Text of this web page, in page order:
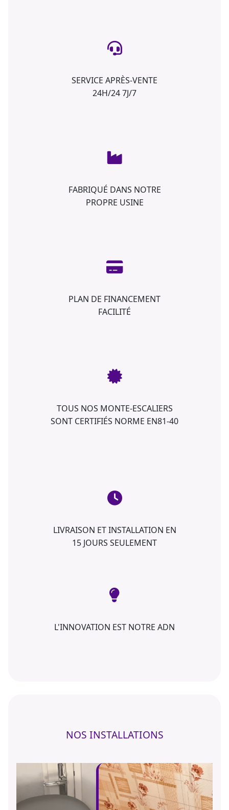
SERVICE APRÈS-VENTE
24H/24 7J/7
FABRIQUÉ DANS NOTRE
PROPRE USINE
PLAN DE FINANCEMENT
FACILITÉ
TOUS NOS MONTE-ESCALIERS
SONT CERTIFIÉS NORME EN81-40
LIVRAISON ET INSTALLATION EN
15 JOURS SEULEMENT
L'INNOVATION EST NOTRE ADN
NOS INSTALLATIONS